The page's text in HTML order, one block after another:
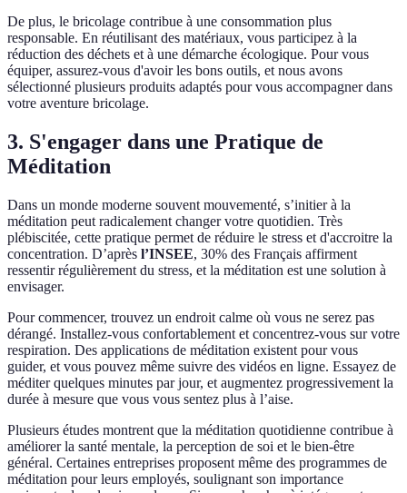
De plus, le bricolage contribue à une consommation plus
responsable. En réutilisant des matériaux, vous participez à la
réduction des déchets et à une démarche écologique. Pour vous
équiper, assurez-vous d'avoir les bons outils, et nous avons
sélectionné plusieurs produits adaptés pour vous accompagner dans
votre aventure bricolage.
3. S'engager dans une Pratique de
Méditation
Dans un monde moderne souvent mouvementé, s’initier à la
méditation peut radicalement changer votre quotidien. Très
plébiscitée, cette pratique permet de réduire le stress et d'accroitre la
concentration. D’après l’INSEE, 30% des Français affirment
ressentir régulièrement du stress, et la méditation est une solution à
envisager.
Pour commencer, trouvez un endroit calme où vous ne serez pas
dérangé. Installez-vous confortablement et concentrez-vous sur votre
respiration. Des applications de méditation existent pour vous
guider, et vous pouvez même suivre des vidéos en ligne. Essayez de
méditer quelques minutes par jour, et augmentez progressivement la
durée à mesure que vous vous sentez plus à l’aise.
Plusieurs études montrent que la méditation quotidienne contribue à
améliorer la santé mentale, la perception de soi et le bien-être
général. Certaines entreprises proposent même des programmes de
méditation pour leurs employés, soulignant son importance